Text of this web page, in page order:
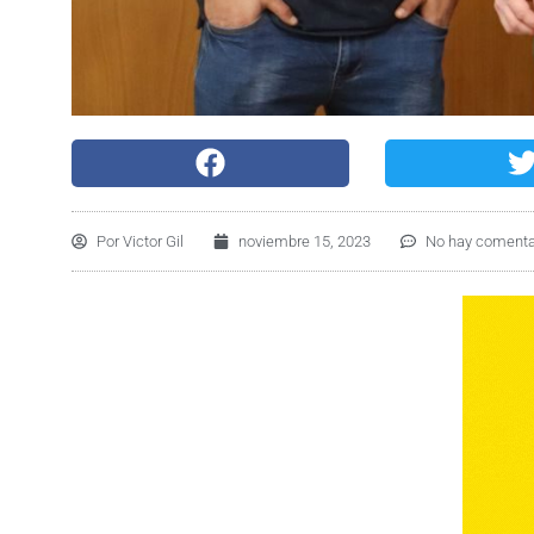
Por Victor Gil noviembre 15, 2023 No hay